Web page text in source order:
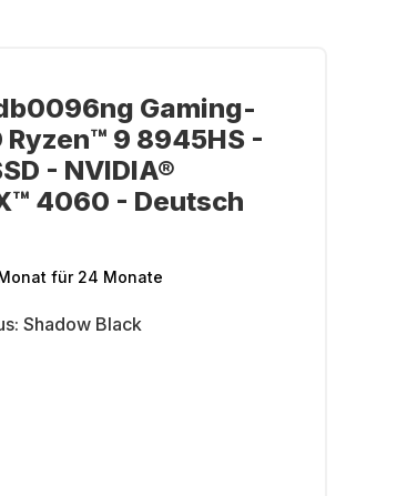
Gaming-
Ryzen™ 9 8945HS -
- NVIDIA®
4060 - Deutsch
für 24 Monate
Shadow Black